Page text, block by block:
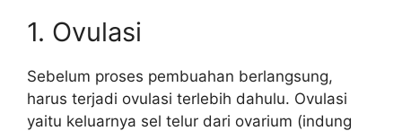
1. Ovulasi
Sebelum proses pembuahan berlangsung,
harus terjadi ovulasi terlebih dahulu. Ovulasi
yaitu keluarnya sel telur dari ovarium (indung